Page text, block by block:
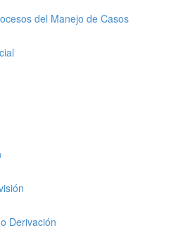
del Manejo de Casos
Derivación